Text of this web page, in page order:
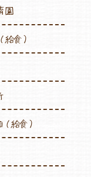
園
給食）
給食）